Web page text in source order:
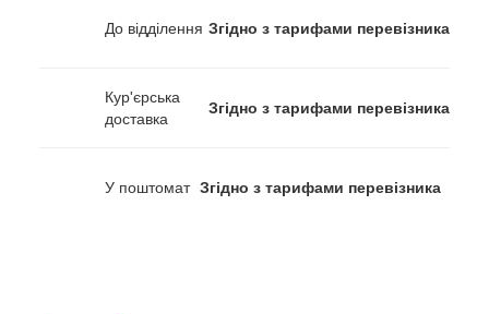
До відділення Згідно з тарифами перевізника
Кур'єрська
доставка
Згідно з тарифами перевізника
У поштомат Згідно з тарифами перевізника